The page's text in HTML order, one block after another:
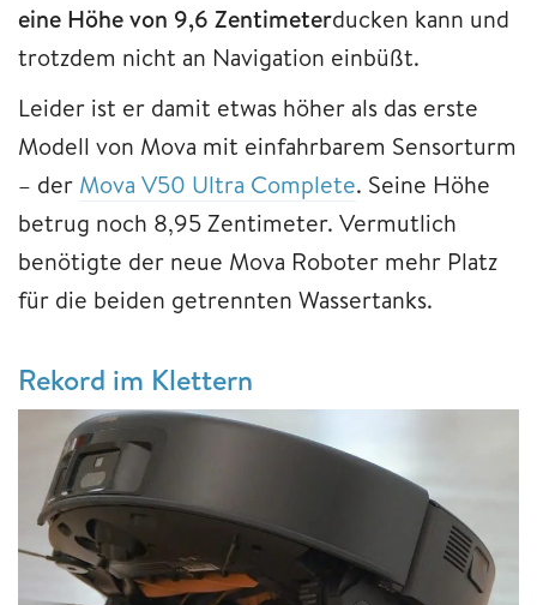
eine Höhe von 9,6 Zentimeterducken kann und
trotzdem nicht an Navigation einbüßt.
Leider ist er damit etwas höher als das erste
Modell von Mova mit einfahrbarem Sensorturm
– der Mova V50 Ultra Complete. Seine Höhe
betrug noch 8,95 Zentimeter. Vermutlich
benötigte der neue Mova Roboter mehr Platz
für die beiden getrennten Wassertanks.
Rekord im Klettern